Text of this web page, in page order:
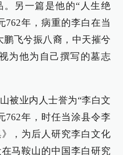
另一篇是他的“人生绝
762年，病重的李白在当
鹏飞兮振八裔，中天摧兮
为他为自己撰写的墓志
被业内人士誉为“李白文
762年，时任当涂县令李
，为后人研究李白文化
马鞍山的中国李白研究